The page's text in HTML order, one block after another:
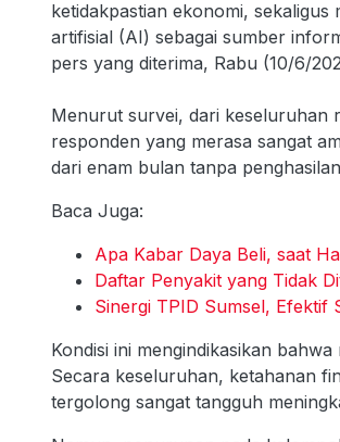
ketidakpastian ekonomi,
artifisial (AI) sebagai sumber
pers yang diterima, Rabu (10/6/
Menurut survei, dari keseluruhan
responden yang merasa sangat
dari enam bulan tanpa
Baca Juga:
Apa Kabar Daya Beli, saat
Daftar Penyakit yang Tidak
Sinergi TPID Sumsel, Efektif
Kondisi ini mengindikasikan
Secara keseluruhan, ketahanan
tergolong sangat tangguh